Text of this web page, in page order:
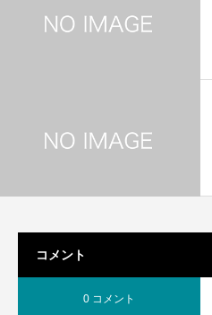
コメント
0 コメント